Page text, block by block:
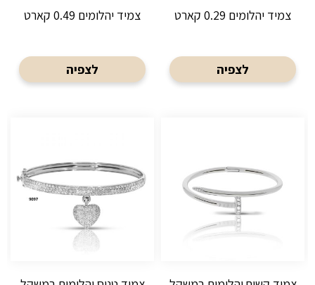
צמיד יהלומים 0.29 קארט
לצפיה
צמיד יהלומים 0.49 קארט
לצפיה